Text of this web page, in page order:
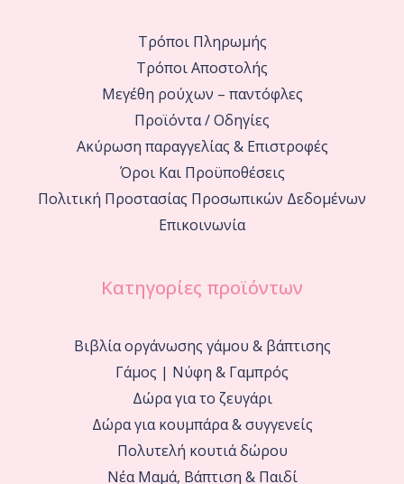
Τρόποι Πληρωμής
Τρόποι Αποστολής
Μεγέθη ρούχων – παντόφλες
Προϊόντα / Οδηγίες
Ακύρωση παραγγελίας & Επιστροφές
Όροι Και Προϋποθέσεις
Πολιτική Προστασίας Προσωπικών Δεδομένων
Επικοινωνία
Κατηγορίες προϊόντων
Βιβλία οργάνωσης γάμου & βάπτισης
Γάμος | Νύφη & Γαμπρός
Δώρα για το ζευγάρι
Δώρα για κουμπάρα & συγγενείς
Πολυτελή κουτιά δώρου
Νέα Μαμά, Βάπτιση & Παιδί